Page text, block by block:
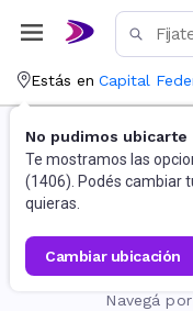
Estás en Capital
No pudimos ubicarte
Te mostramos las
(1406). Podés cambiar
quieras.
cambiar ubicación
La
Navegá